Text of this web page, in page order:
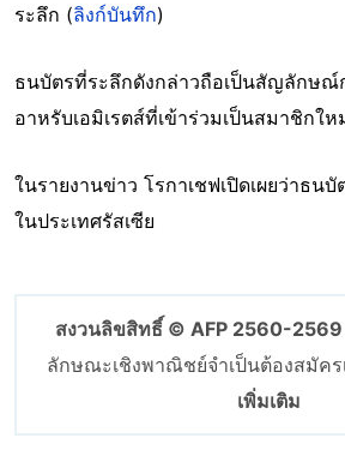
ระลึก (ลิงก์บันทึก)
ธนบัตรที่ระลึกดังกล่าวถือเป็นสัญลักษณ์
อาหรับเอมิเรตส์ที่เข้าร่วมเป็นสมาชิกใ
ในรายงานข่าว โรกาเชฟเปิดเผยว่าธน
ในประเทศรัสเซีย
สงวนลิขสิทธิ์ © AFP 2560-2569
ลักษณะเชิงพาณิชย์จำเป็นต้องสมัค
เพิ่มเติม